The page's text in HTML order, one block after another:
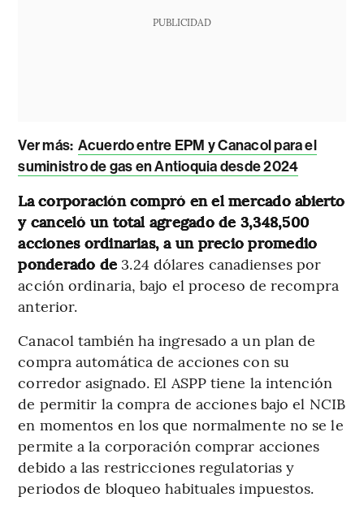
PUBLICIDAD
Ver más: Acuerdo entre EPM y Canacol para el
suministro de gas en Antioquia desde 2024
La corporación compró en el mercado abierto
y canceló un total agregado de 3,348,500
acciones ordinarias, a un precio promedio
ponderado de 3.24 dólares canadienses por
acción ordinaria, bajo el proceso de recompra
anterior.
Canacol también ha ingresado a un plan de
compra automática de acciones con su
corredor asignado. El ASPP tiene la intención
de permitir la compra de acciones bajo el NCIB
en momentos en los que normalmente no se le
permite a la corporación comprar acciones
debido a las restricciones regulatorias y
periodos de bloqueo habituales impuestos.